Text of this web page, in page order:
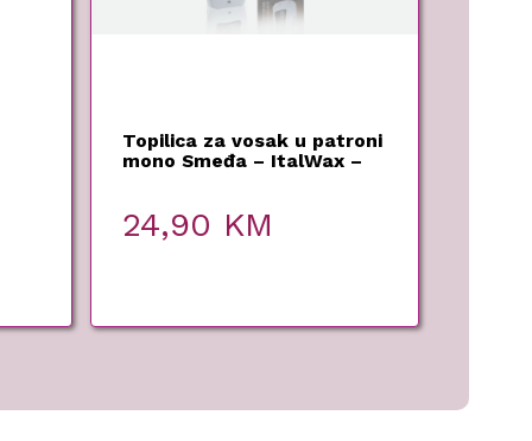
Topilica za vosak u patroni
mono Smeđa – ItalWax –
24,90 KM